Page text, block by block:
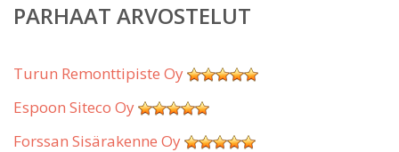
PARHAAT ARVOSTELUT
Turun Remonttipiste Oy
Espoon Siteco Oy
Forssan Sisärakenne Oy